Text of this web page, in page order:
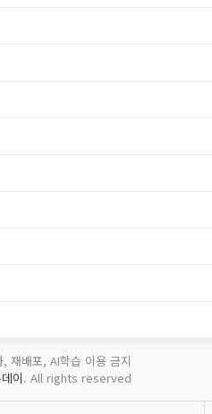
재배포, AI학습 이용 금지
이. All rights reserved